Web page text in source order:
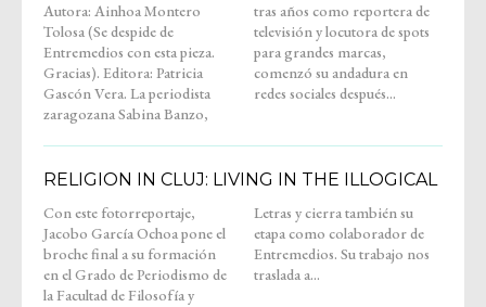
Autora: Ainhoa Montero
Tolosa (Se despide de
Entremedios con esta pieza.
Gracias). Editora: Patricia
Gascón Vera. La periodista
zaragozana Sabina Banzo,
tras años como reportera de
televisión y locutora de spots
para grandes marcas,
comenzó su andadura en
redes sociales después...
RELIGION IN CLUJ: LIVING IN THE ILLOGICAL
Con este fotorreportaje,
Jacobo García Ochoa pone el
broche final a su formación
en el Grado de Periodismo de
la Facultad de Filosofía y
Letras y cierra también su
etapa como colaborador de
Entremedios. Su trabajo nos
traslada a...